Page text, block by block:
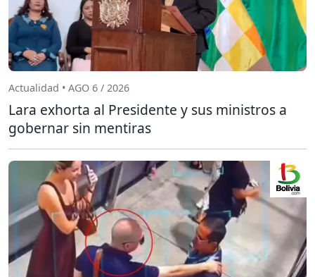
Actualidad • AGO 6 / 2026
Lara exhorta al Presidente y sus ministros a
gobernar sin mentiras